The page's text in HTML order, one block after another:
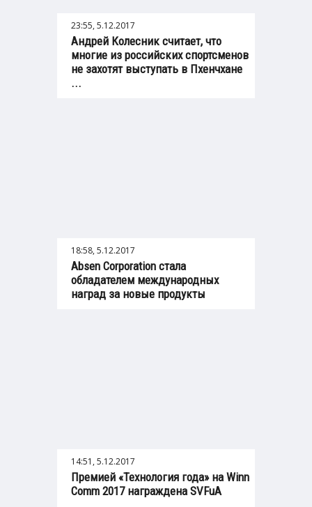
23:55, 5.12.2017
Андрей Колесник считает, что
многие из российских спортсменов
не захотят выступать в Пхенчхане
...
18:58, 5.12.2017
Absen Corporation стала
обладателем международных
наград за новые продукты
14:51, 5.12.2017
Премией «Технология года» на Winn
Comm 2017 награждена SVFuA